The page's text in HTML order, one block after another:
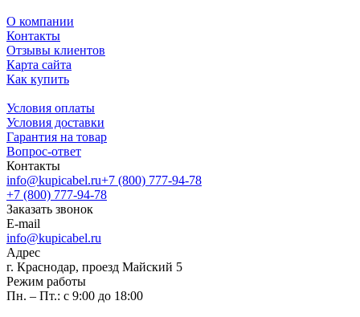
О компании
Контакты
Отзывы клиентов
Карта сайта
Как купить
Условия оплаты
Условия доставки
Гарантия на товар
Вопрос-ответ
Контакты
info@kupicabel.ru+7 (800) 777-94-78
+7 (800) 777-94-78
Заказать звонок
E-mail
info@kupicabel.ru
Адрес
г. Краснодар, проезд Майский 5
Режим работы
Пн. – Пт.: с 9:00 до 18:00